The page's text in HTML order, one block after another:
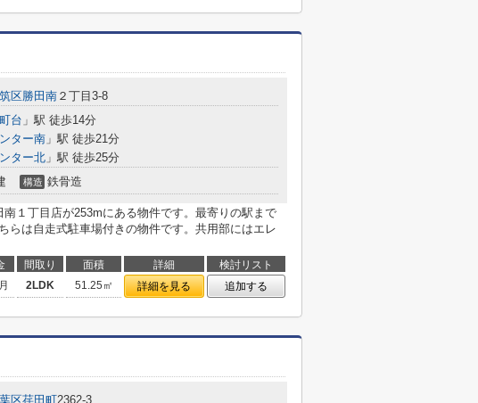
区勝田南 ２丁目3-8
台 」駅 徒歩14分
ター南 」駅 徒歩21分
ター北 」駅 徒歩25分
構造 鉄骨造
南１丁目店が253mにある物件です。最寄りの駅まで
らは自走式駐車場付きの物件です。共用部にはエレ
間取り 面積 詳細
検討リスト
2LDK 51.25㎡ 詳細を見る 追加する
区荏田町2362-3